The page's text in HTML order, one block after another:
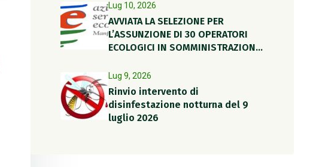
Lug 10, 2026
AVVIATA LA SELEZIONE PER
L’ASSUNZIONE DI 30 OPERATORI
ECOLOGICI IN SOMMINISTRAZIONE
Lug 9, 2026
Rinvio intervento di
disinfestazione notturna del 9
luglio 2026